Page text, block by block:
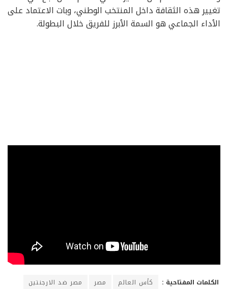
تغيير هذه الثقافة داخل المنتخب الوطني، وبات الاعتماد على
الأداء الجماعي هو السمة الأبرز للفريق خلال البطولة.
الكلمات المفتاحية : كأس العالم مصر
مصر ضد الارجنتين